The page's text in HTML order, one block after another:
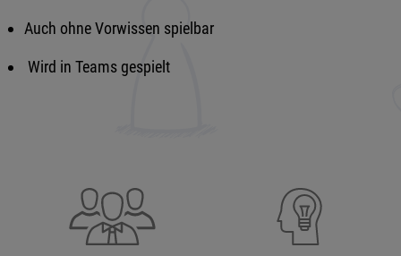
Auch ohne Vorwissen spielbar
Wird in Teams gespielt